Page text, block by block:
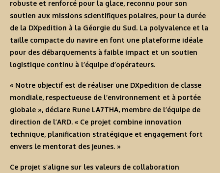
robuste et renforcé pour la glace, reconnu pour son
soutien aux missions scientifiques polaires, pour la durée
de la DXpedition à la Géorgie du Sud. La polyvalence et la
taille compacte du navire en font une plateforme idéale
pour des débarquements à faible impact et un soutien
logistique continu à l’équipe d’opérateurs.
« Notre objectif est de réaliser une DXpedition de classe
mondiale, respectueuse de l’environnement et à portée
globale », déclare Rune LA7THA, membre de l’équipe de
direction de l’ARD. « Ce projet combine innovation
technique, planification stratégique et engagement fort
envers le mentorat des jeunes. »
Ce projet s’aligne sur les valeurs de collaboration